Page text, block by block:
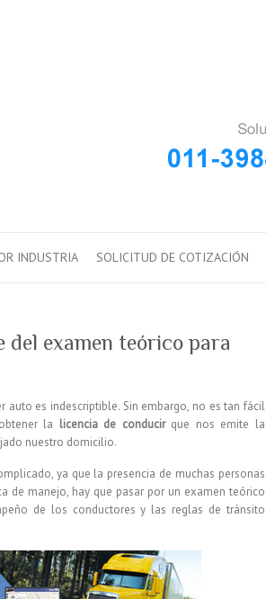
INDUSTRIA SOLICITUD DE COTIZACIÓN
examen teórico para
es indescriptible. Sin embargo, no es tan fácil
la licencia de conducirque nos emite la
nuestro domicilio.
ya que la presencia de muchas personas
de manejo, hay que pasar por un examen teórico
de los conductores y las reglas de tránsito